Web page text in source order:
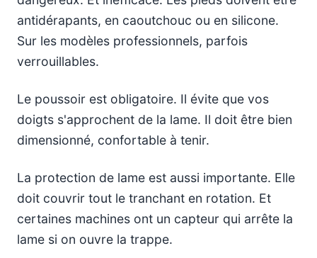
antidérapants, en caoutchouc ou en silicone.
Sur les modèles professionnels, parfois
verrouillables.
Le poussoir est obligatoire. Il évite que vos
doigts s'approchent de la lame. Il doit être bien
dimensionné, confortable à tenir.
La protection de lame est aussi importante. Elle
doit couvrir tout le tranchant en rotation. Et
certaines machines ont un capteur qui arrête la
lame si on ouvre la trappe.